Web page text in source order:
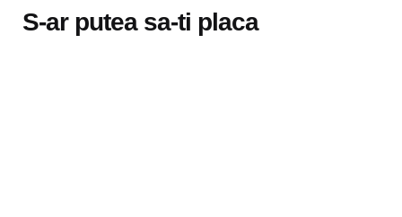
S-ar putea sa-ti placa